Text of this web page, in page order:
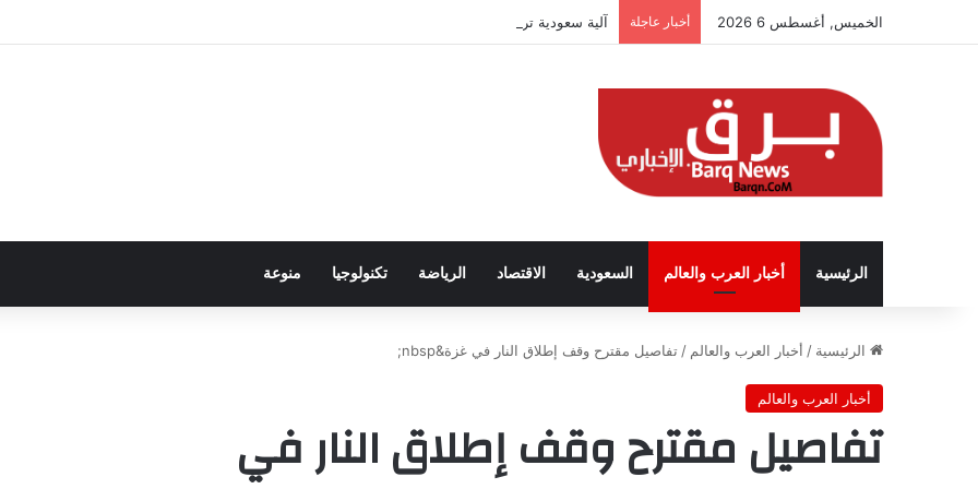
الخميس, أغسطس 6 2026 أخبار عاجلة آلية سعودية تربط الحضور باجتياز الدورات
الرئيسية أخبار العرب والعالم السعودية الاقتصاد الرياضة تكنولوجيا منوعة
الرئيسية / أخبار العرب والعالم / تفاصيل مقترح وقف إطلاق النار في غزة&nbsp;
أخبار العرب والعالم
تفاصيل مقترح وقف إطلاق النار في